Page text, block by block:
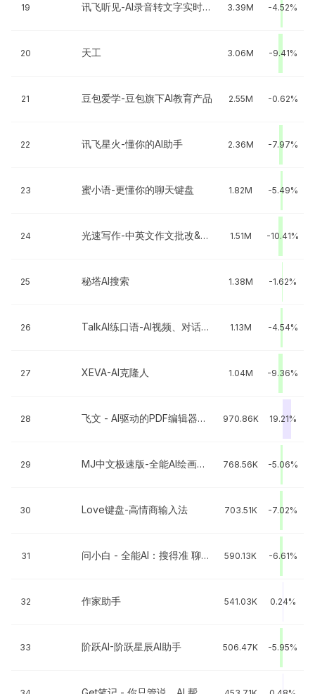
19 讯飞听见-AI录音转文字实时翻译 3.39M -4.52%
20 天工 3.06M -9.41%
21 豆包爱学-豆包旗下AI教育产品 2.55M -0.62%
22 讯飞星火-懂你的AI助手 2.36M -7.97%
23 蜜小语-更懂你的聊天键盘 1.82M -5.49%
24 光速写作-中英文作文批改&AI写作 1.51M -10.41%
25 秘塔AI搜索 1.38M -1.62%
26 TalkAI练口语-AI视频、对话背单词 1.13M -4.54%
27 XEVA-AI克隆人 1.04M -9.36%
28 飞文 - AI驱动的PDF编辑器和转换器 970.86K 19.21%
29 MJ中文极速版-全能AI绘画创作工具 768.56K -5.06%
30 Love键盘-高情商输入法 703.51K -7.02%
31 问小白 - 全能AI：搜得准 聊得嗨 读得懂 590.13K -6.61%
32 作家助手 541.03K 0.24%
33 阶跃AI-阶跃星辰AI助手 506.47K -5.95%